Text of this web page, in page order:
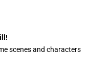
scenes and characters